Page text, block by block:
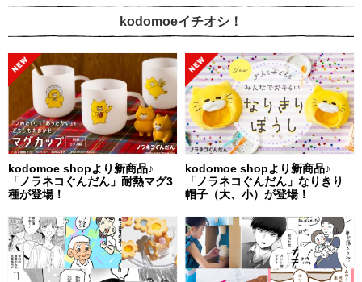
kodomoeイチオシ！
kodomoe shopより新商品♪
「ノラネコぐんだん」耐熱マグ3
種が登場！
kodomoe shopより新商品♪
「ノラネコぐんだん」なりきり
帽子（大、小）が登場！